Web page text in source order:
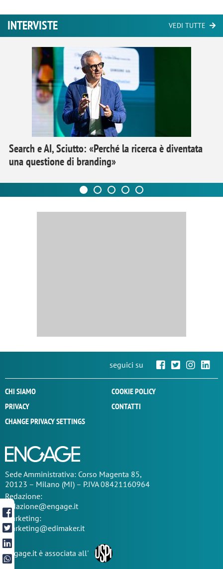
INTERVISTE VEDI TUTTE
Search e AI, Sciutto: «Perché la ricerca è diventata
una questione di branding»
seguici su
CHI SIAMO
COOKIE POLICY
PRIVACY
CONTATTI
CHANGE PRIVACY SETTINGS
SedeAmministrativa: Corso Magenta 85,
20123 – Milano (MI) – P.IVA 08421160964
Redazione:
redazione@engage.it
Marketing:
marketing@edimaker.it
Engage.it è associata all'